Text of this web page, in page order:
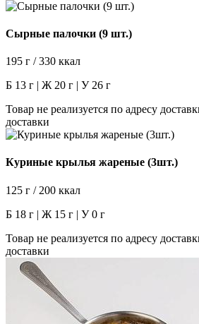
Сырные палочки (9 шт.)
195 г / 330 ккал
Б 13 г | Ж 20 г | У 26 г
Товар не реализуется по адресу
доставки
Куриные крылья жареные (3шт.)
125 г / 200 ккал
Б 18 г | Ж 15 г | У 0 г
Товар не реализуется по адресу
доставки